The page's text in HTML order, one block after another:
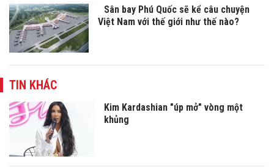
Sân bay Phú Quốc sẽ kể câu chuyện
Việt Nam với thế giới như thế nào?
TIN KHÁC
Kim Kardashian "úp mở" vòng một
khủng